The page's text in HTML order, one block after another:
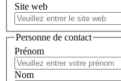
Site web
Personne de contact
Prénom
Nom